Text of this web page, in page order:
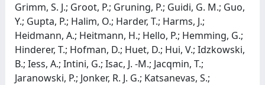
Grimm, S. J.; Groot, P.; Gruning, P.; Guidi, G. M.; Guo,
Y.; Gupta, P.; Halim, O.; Harder, T.; Harms, J.;
Heidmann, A.; Heitmann, H.; Hello, P.; Hemming, G.;
Hinderer, T.; Hofman, D.; Huet, D.; Hui, V.; Idzkowski,
B.; Iess, A.; Intini, G.; Isac, J. -M.; Jacqmin, T.;
Jaranowski, P.; Jonker, R. J. G.; Katsanevas, S.;